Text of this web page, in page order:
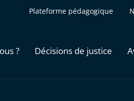
Plateforme pédagogique
? Décisions de justice